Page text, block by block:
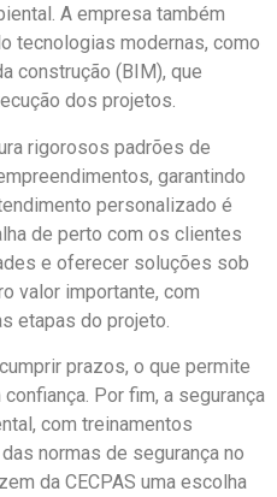
A empresa também
tecnologias modernas, como
construção (BIM), que
dos projetos.
rigorosos padrões de
garantindo
personalizado é
de perto com os clientes
e oferecer soluções sob
valor importante, com
etapas do projeto.
prazos, o que permite
Por fim, a segurança
com treinamentos
normas de segurança no
da CECPAS uma escolha